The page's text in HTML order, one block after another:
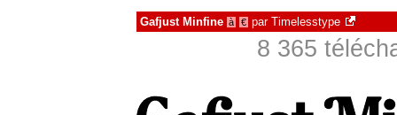
Gafjust Minfine à € par Timelesstype
8 365